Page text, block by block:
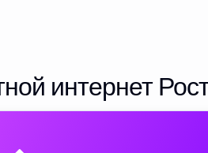
интернет